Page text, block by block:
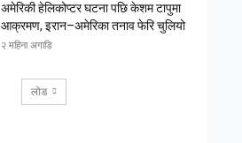
अमेरिकी हेलिकोप्टर घटना पछि केशम टापुमा
आक्रमण, इरान–अमेरिका तनाव फेरि चुलियो
२ महिना अगाडि
लोड